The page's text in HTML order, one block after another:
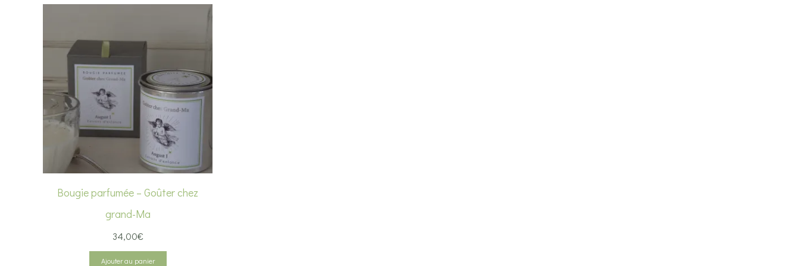
Bougie parfumée – Goûter chez
grand-Ma
34,00€
Ajouter au panier